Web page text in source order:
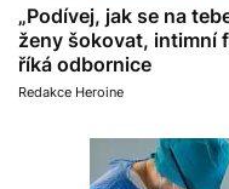
„Podívej, jak se na
ženy šokovat, intimní
říká odbornice
Redakce Heroine